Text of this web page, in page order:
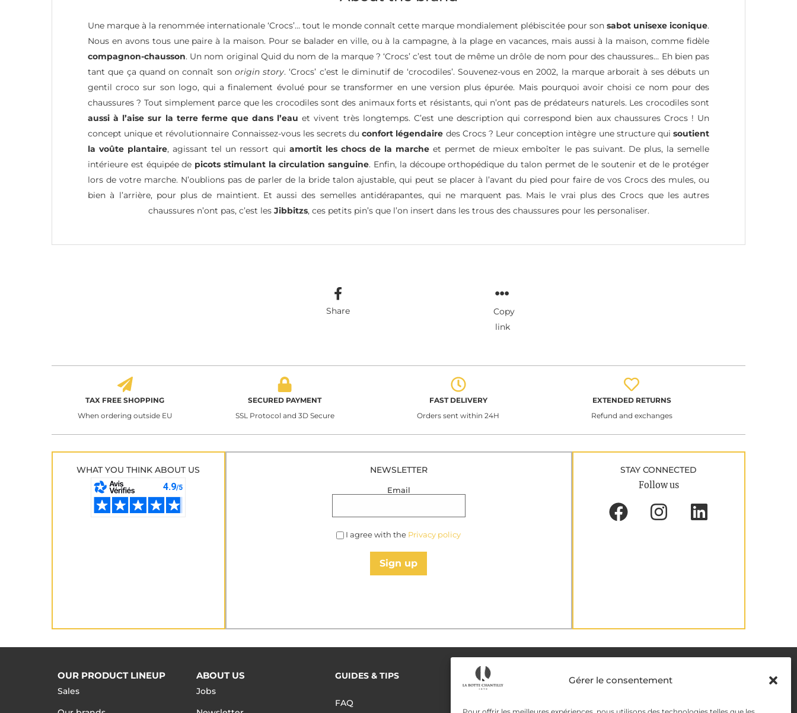
Gérer le consentement
Une marque à la renommée internationale ‘Crocs’… tout le monde connaît cette marque mondialement plébiscitée pour son sabot unisexe iconique.
Nous en avons tous une paire à la maison. Pour se balader en ville, ou à la campagne, à la plage en vacances, mais aussi à la maison, comme fidèle
compagnon-chausson. Un nom original Quid du nom de la marque ? ‘Crocs’ c’est tout de même un drôle de nom pour des chaussures… Eh bien pas
tant que ça quand on connaît son origin story. ‘Crocs’ c’est le diminutif de ‘crocodiles’. Souvenez-vous en 2002, la marque arborait à ses débuts un
gentil croco sur son logo, qui a finalement évolué pour se transformer en une version plus épurée. Mais pourquoi avoir choisi ce nom pour des
chaussures ? Tout simplement parce que les crocodiles sont des animaux forts et résistants, qui n’ont pas de prédateurs naturels. Les crocodiles sont
aussi à l’aise sur la terre ferme que dans l’eau et vivent très longtemps. C’est une description qui correspond bien aux chaussures Crocs ! Un
concept unique et révolutionnaire Connaissez-vous les secrets duconfort légendaire des Crocs ? Leur conception intègre une structure quisoutient
la voûte plantaire, agissant tel un ressort qui amortit les chocs de la marche et permet de mieux emboîter le pas suivant. De plus, la semelle
intérieure est équipée de picots stimulant la circulation sanguine. Enfin, la découpe orthopédique du talon permet de le soutenir et de le protéger
lors de votre marche. N’oublions pas de parler de la bride talon ajustable, qui peut se placer à l’avant du pied pour faire de vos Crocs des mules, ou
bien à l’arrière, pour plus de maintient. Et aussi des semelles antidérapantes, qui ne marquent pas. Mais le vrai plus des Crocs que les autres
chaussures n’ont pas, c’est les Jibbitzs, ces petits pin’s que l’on insert dans les trous des chaussures pour les personaliser.
Share
Copy
link
TAX FREE SHOPPING
When ordering outside EU
SECURED PAYMENT
SSL Protocol and 3D Secure
FAST DELIVERY
Orders sent within 24H
EXTENDED RETURNS
Refund and exchanges
WHAT YOU THINK ABOUT US NEWSLETTER
Email
I agree with the Privacy policy
Sign up
STAY CONNECTED
Follow us
OUR PRODUCT LINEUP
Sales
ABOUT US
Jobs
GUIDES & TIPS
FAQ
READ MORE
Terms of use
DELIVERY METHODS